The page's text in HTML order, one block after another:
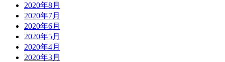
2020年8月
2020年7月
2020年6月
2020年5月
2020年4月
2020年3月